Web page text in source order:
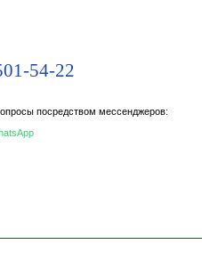
54-22
посредством мессенджеров: